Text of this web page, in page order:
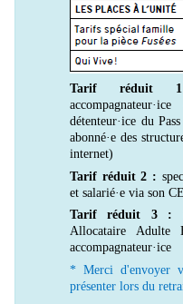
Tarif réduit
détenteur·ice du
abonné·e des
internet)
Tarif réduit 2 :
et salarié·e via son CE
Tarif réduit 3 :
Allocataire Adulte
accompagnateur·ice
* Merci d'envoyer
présenter lors du